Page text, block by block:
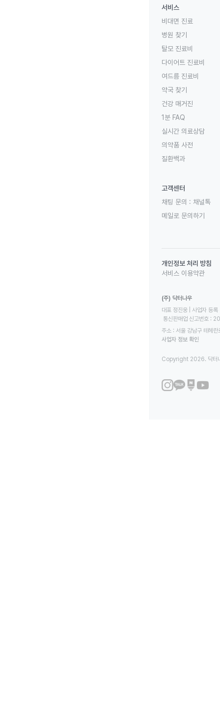
서비스
비대면 진료
병원 찾기
탈모 진료비
다이어트 진료비
여드름 진료비
약국 찾기
건강 매거진
1분 FAQ
실시간 의료상담
의약품 사전
질환백과
고객센터
채팅 문의 : 채널톡
메일로 문의하기
개인정보 처리 방침
서비스 이용약관
(주) 닥터나우
대표 정진웅 | 사업자
통신판매업 신고번호
주소 : 서울 강남구 테헤
사업자 정보 확인
Copyright 2026. 닥터